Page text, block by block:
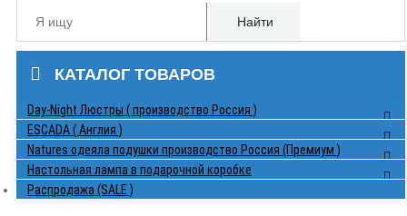
Найти
КАТАЛОГ ТОВАРОВ
Day-Night Люстры ( производство Россия )
ESCADA ( Англия )
Natures одеяла подушки производство Россия (Премиум )
Настольная лампа в подарочной коробке
Распродажа (SALE )